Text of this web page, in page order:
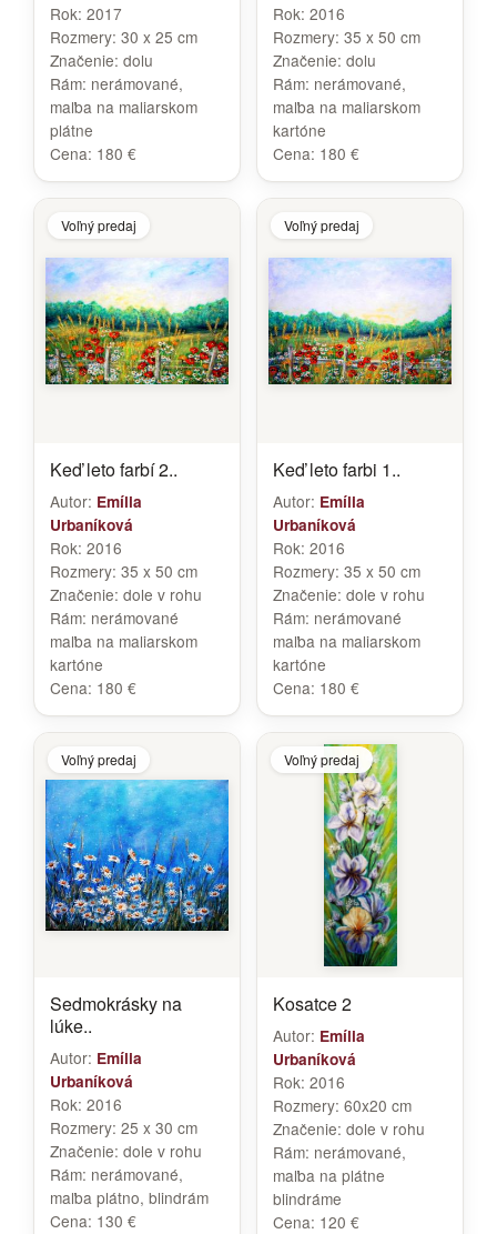
Rok: 2017
Rozmery: 30 x 25 cm
Značenie: dolu
Rám: nerámované,
maľba na maliarskom
plátne
Cena: 180 €
Rok: 2016
Rozmery: 35 x 50 cm
Značenie: dolu
Rám: nerámované,
maľba na maliarskom
kartóne
Cena: 180 €
Voľný predaj
Keď leto farbí 2..
Autor: Emília
Urbaníková
Rok: 2016
Rozmery: 35 x 50 cm
Značenie: dole v rohu
Rám: nerámované
maľba na maliarskom
kartóne
Cena: 180 €
Voľný predaj
Keď leto farbi 1..
Autor: Emília
Urbaníková
Rok: 2016
Rozmery: 35 x 50 cm
Značenie: dole v rohu
Rám: nerámované
maľba na maliarskom
kartóne
Cena: 180 €
Voľný predaj
Sedmokrásky na
lúke..
Autor: Emília
Urbaníková
Rok: 2016
Rozmery: 25 x 30 cm
Značenie: dole v rohu
Rám: nerámované,
maľba plátno, blindrám
Cena: 130 €
Voľný predaj
Kosatce 2
Autor: Emília
Urbaníková
Rok: 2016
Rozmery: 60x20 cm
Značenie: dole v rohu
Rám: nerámované,
maľba na plátne
blindráme
Cena: 120 €